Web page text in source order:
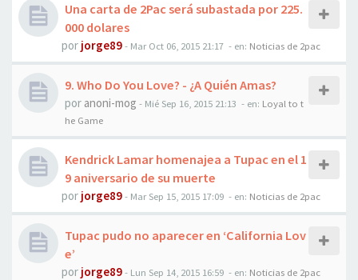
Una carta de 2Pac será subastada por 225.
000 dolares
por jorge89- Mar Oct 06, 2015 21:17 - en: Noticias de 2pac
9. Who Do You Love? - ¿A Quién Amas?
por anoni-mog - Mié Sep 16, 2015 21:13 - en: Loyal to t
he Game
Kendrick Lamar homenajea a Tupac en el 1
9 aniversario de su muerte
por jorge89- Mar Sep 15, 2015 17:09 - en: Noticias de 2pac
Tupac pudo no aparecer en ‘California Lov
e’
por jorge89- Lun Sep 14, 2015 16:59 - en: Noticias de 2pac